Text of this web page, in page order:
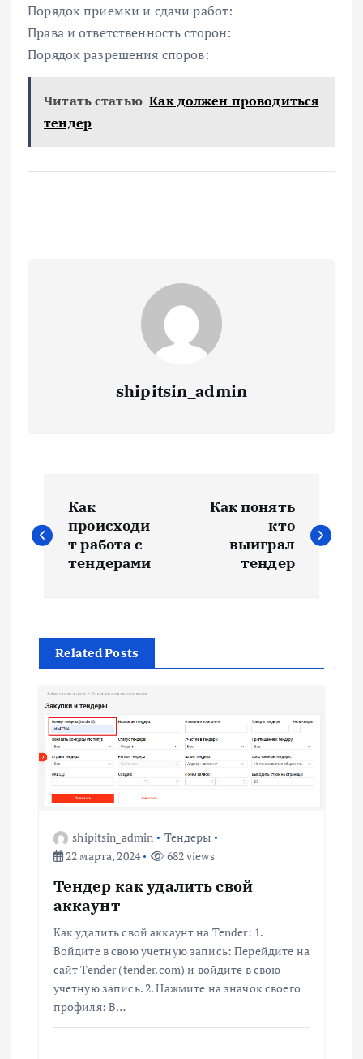
Порядок приемки и сдачи работ:
Права и ответственность сторон:
Порядок разрешения споров:
Читать статью Как должен проводиться
тендер
shipitsin_admin
а
г
ц
и
Как
происходи
т работа с
тендерами
Как понять
кто
выиграл
тендер
Related Posts
shipitsin_admin
Тендеры
22 марта, 2024
682 views
Тендер как удалить свой
аккаунт
Как удалить свой аккаунт на Tender: 1.
Войдите в свою учетную запись: Перейдите на
сайт Tender (tender.com) и войдите в свою
учетную запись. 2. Нажмите на значок своего
профиля: В…